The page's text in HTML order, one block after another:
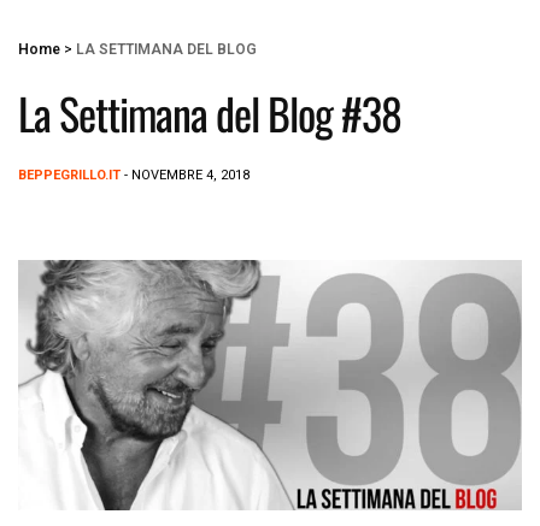
Home > LA SETTIMANA DEL BLOG
La Settimana del Blog #38
BEPPEGRILLO.IT - NOVEMBRE 4, 2018